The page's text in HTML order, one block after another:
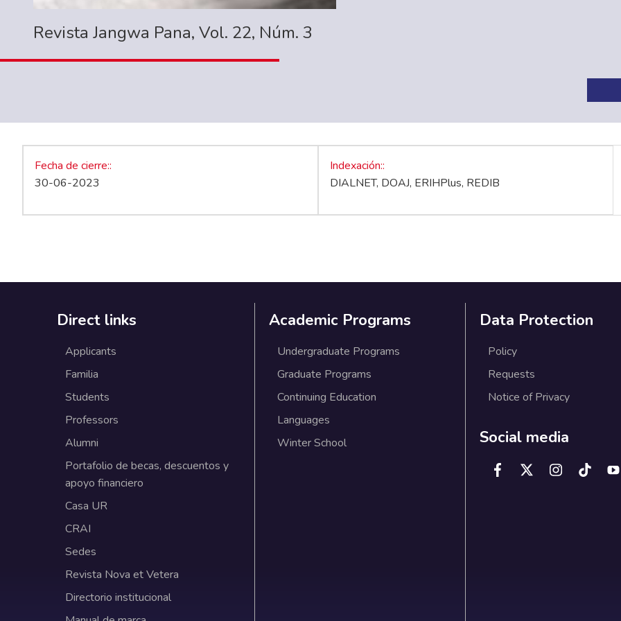
Revista Jangwa Pana, Vol. 22, Núm. 3
Fecha de cierre:
30-06-2023
Indexación:
DIALNET, DOAJ, ERIHPlus, REDIB
Direct links
Applicants
Familia
Students
Professors
Alumni
Portafolio de becas, descuentos y
apoyo financiero
Casa UR
CRAI
Sedes
Revista Nova et Vetera
Directorio institucional
Academic Programs
Undergraduate Programs
Graduate Programs
Continuing Education
Languages
Winter School
Data Protection
Policy
Requests
Notice of Privacy
Social media